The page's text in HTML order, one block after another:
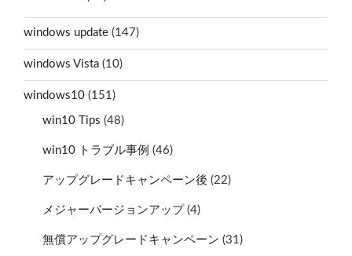
windows update (147)
windows Vista (10)
windows10 (151)
win10 Tips (48)
win10 トラブル事例 (46)
アップグレードキャンペーン後 (22)
メジャーバージョンアップ (4)
無償アップグレードキャンペーン (31)